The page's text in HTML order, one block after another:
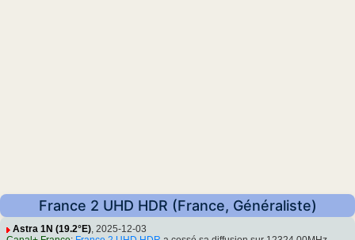
France 2 UHD HDR (France, Généraliste)
Astra 1N (19.2°E), 2025-12-03